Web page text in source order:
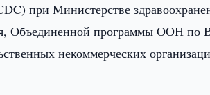
при Министерстве
Объединенной программы ООН
некоммерческих